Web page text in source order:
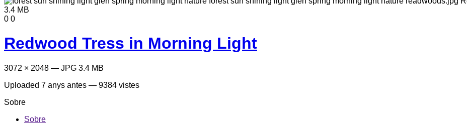
3.4 MB
0 0
Redwood Tress in Morning Light
3072 × 2048 — JPG 3.4 MB
Uploaded 7 anys antes — 9384 vistes
Sobre
Sobre